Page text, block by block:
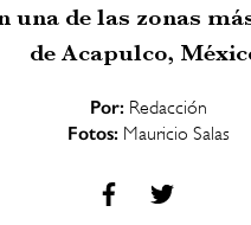
una de las zonas
de Acapulco,
Por: Redacción
Fotos: Mauricio Salas